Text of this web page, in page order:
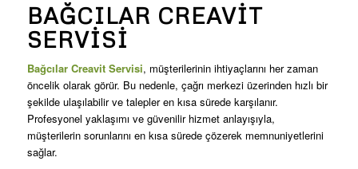
BAĞCILAR CREAVIT
SERVISI
Bağcılar Creavit Servisi, müşterilerinin ihtiyaçlarını her zaman
öncelik olarak görür. Bu nedenle, çağrı merkezi üzerinden hızlı bir
şekilde ulaşılabilir ve talepler en kısa sürede karşılanır.
Profesyonel yaklaşımı ve güvenilir hizmet anlayışıyla,
müşterilerin sorunlarını en kısa sürede çözerek memnuniyetlerini
sağlar.